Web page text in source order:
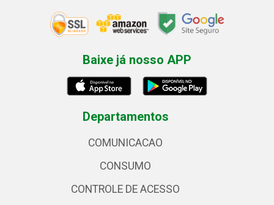
Baixe já nosso APP
Departamentos
COMUNICACAO
CONSUMO
CONTROLE DE ACESSO